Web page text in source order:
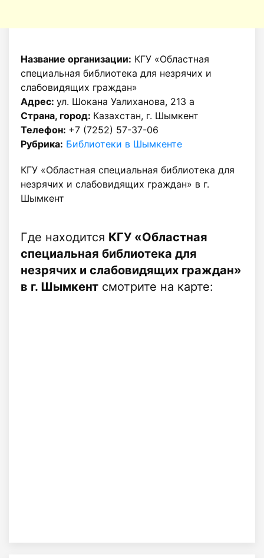
Название организации: КГУ «Областная
специальная библиотека для незрячих и
слабовидящих граждан»
Адрес: ул. Шокана Уалиханова, 213 а
Страна, город: Казахстан, г. Шымкент
Телефон: +7 (7252) 57-37-06
Рубрика: Библиотеки в Шымкенте
КГУ «Областная специальная библиотека для
незрячих и слабовидящих граждан» в г.
Шымкент
Где находится КГУ «Областная
специальная библиотека для
незрячих и слабовидящих граждан»
в г. Шымкент смотрите на карте: